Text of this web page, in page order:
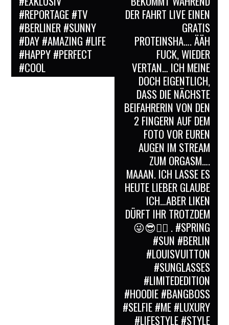
#REPORTAGE #TV
#BERLINER #SUNNY
#DAY #AMAZING #LIFE
#HAPPY #PERFECT
#COOL
DER FAHRT LIVE EINEN
GRATIS
PROTEINSHA…. ÄÄH
FUCK, WIEDER
VERTAN… ICH MEINE
DOCH EIGENTLICH,
DASS DIE NÄCHSTE
BEIFAHRERIN VON DEN
2 FINGERN AUF DEM
FOTO VOR EUREN
AUGEN IM STREAM
ZUM ORGASM….
MAAAN. ICH LASSE ES
HEUTE LIEBER GLAUBE
ICH…ABER LIKEN
DÜRFT IHR TROTZDEM
😜😎👍🏻 . #SPRING
#SUN #BERLIN
#LOUISVUITTON
#SUNGLASSES
#LIMITEDEDITION
#HOODIE #BANGBOSS
#SELFIE #ME #LUXURY
#LIFESTYLE #STYLE